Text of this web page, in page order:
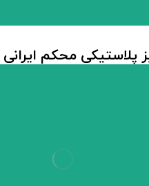
محکم ایرانی 4 و 6